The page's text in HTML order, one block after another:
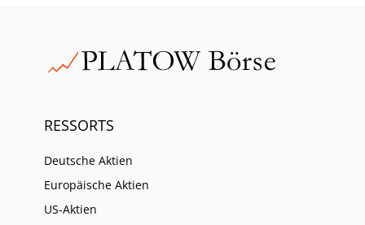
RESSORTS
Deutsche Aktien
Europäische Aktien
US-Aktien